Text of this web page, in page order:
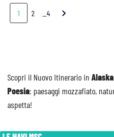
Scopri il Nuovo Itinerario in
Poesia: paesaggi mozzafiato,
aspetta!
1 2 ...4 chevron_right